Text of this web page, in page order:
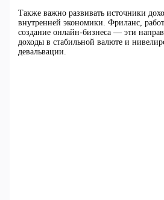
Также важно развивать источники
внутренней экономики. Фриланс,
создание онлайн-бизнеса — эти
доходы в стабильной валюте и
девальвации.